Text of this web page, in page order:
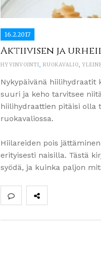
16.2.2017
Aktiivisen ja
HYVINVOINTI, RUOKAVALIO,
Nykypäivänä hiilihydraatit
suuri ja keho tarvitsee
hiilihydraattien pitäisi olla
ruokavaliossa.
Hiilareiden pois
erityisesti naisilla. Tästä
syödä, ja kuinka paljon